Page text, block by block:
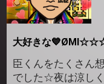
大好きな
臣くんをたくさん
でした☆夜は涼し